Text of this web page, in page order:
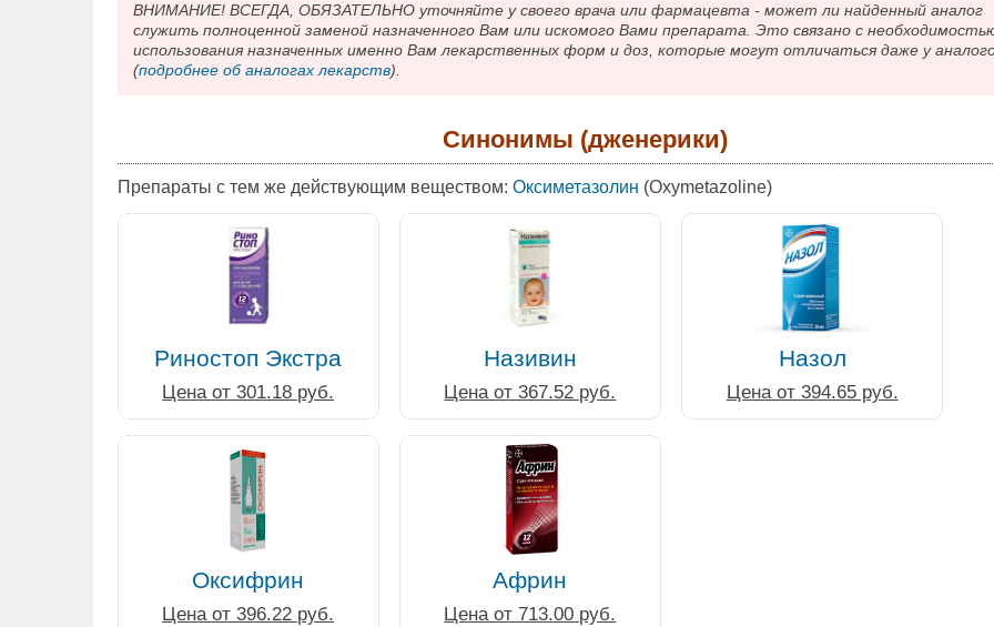
ВНИМАНИЕ! ВСЕГДА, ОБЯЗАТЕЛЬНО уточняйте у своего врача или фармацевта - может ли найденный аналог
служить полноценной заменой назначенного Вам или искомого Вами препарата. Это связано с
использования назначенных именно Вам лекарственных форм и доз, которые могут отличаться даже у
(подробнее об аналогах лекарств).
Синонимы (дженерики)
Препараты с тем же действующим веществом: Оксиметазолин (Oxymetazoline)
Риностоп Экстра
Цена от 301.18 руб.
Називин
Цена от 367.52 руб.
Назол
Цена от 394.65 руб.
Оксифрин
Цена от 396.22 руб.
Африн
Цена от 713.00 руб.